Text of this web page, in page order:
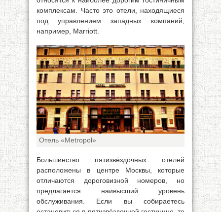
комплексам. Часто это отели, находящиеся
под управлением западных компаний,
например, Marriott.
Отель «Metropol»
Большинство пятизвёздочных отелей
расположены в центре Москвы, которые
отличаются дороговизной номеров, но
предлагается наивысший уровень
обслуживания. Если вы собираетесь